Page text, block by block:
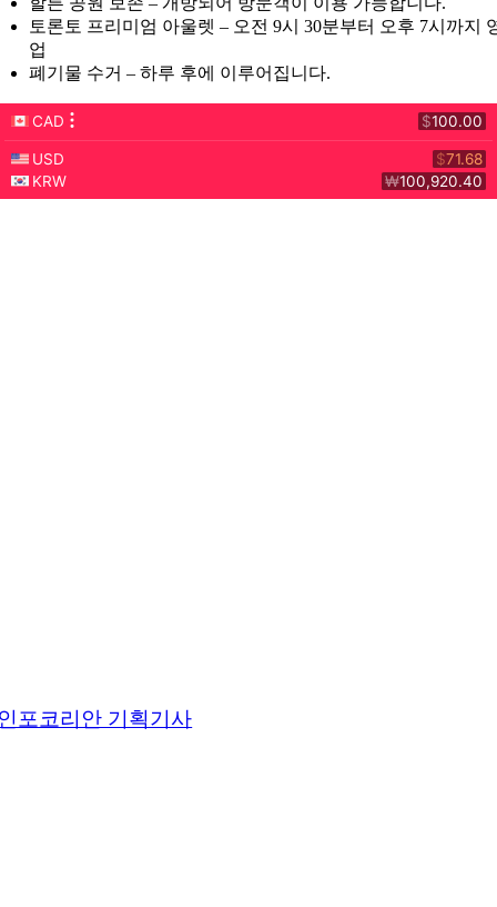
토론토 프리미엄 아울렛 – 오전 9시 30분부터 오후 7시까지
업
폐기물 수거 – 하루 후에 이루어집니다.
포코리안 기획기사